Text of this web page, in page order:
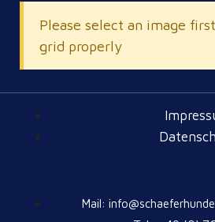
Please select an image
grid properly
Mail: